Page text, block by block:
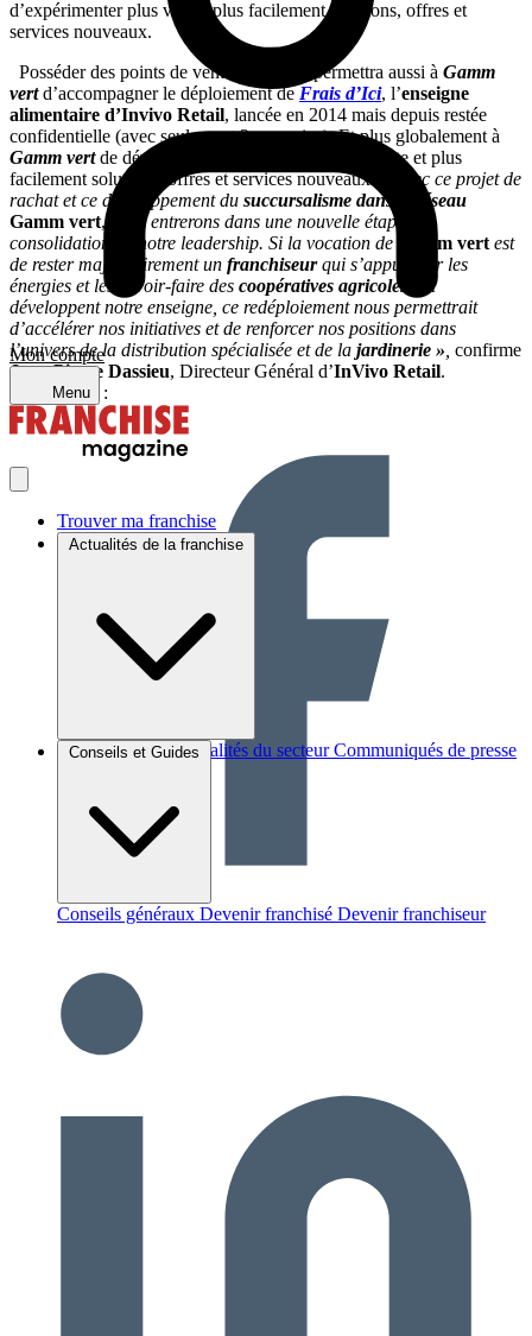
Mon compte
Menu
Trouver ma franchise
Actualités de la franchise
Brèves et actus Actualités du secteur Communiqués de presse
Conseils et Guides
Conseils généraux Devenir franchisé Devenir franchiseur
d’expérimenter plus vite et plus facilement solutions, offres et
services nouveaux.
Posséder des points de vente en propre permettra aussi à Gamm
vertd’accompagner le déploiement deFrais d’Ici, l’enseigne
alimentaire d’Invivo Retail, lancée en 2014 mais depuis restée
confidentielle (avec seulement 3 magasins). Et plus globalement à
Gamm vertde développer et d’expérimenter plus vite et plus
facilement solutions, offres et services nouveaux.
« Avec ce projet de
rachat et ce développement du succursalisme dans le réseau
Gamm vert, nous entrerons dans une nouvelle étape de
consolidation de notre leadership. Si la vocation de
Gamm vert est
de rester majoritairement un franchiseurqui s’appuie sur les
énergies et les savoir-faire des coopératives agricoles
qui
développent notre enseigne, ce redéploiement nous permettrait
d’accélérer nos initiatives et de renforcer nos positions dans
l’univers de la distribution spécialisée et de la jardinerie » confirme
Jean-Pierre Dassieu, Directeur Général d’InVivo Retail.
Partager sur :